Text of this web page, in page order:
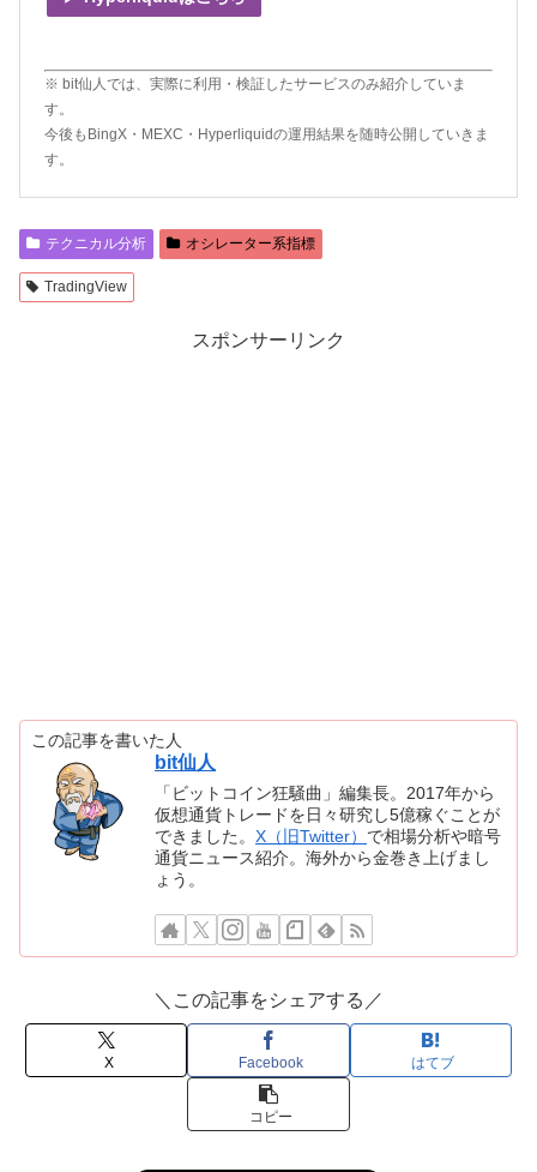
※ bit仙人では、実際に利用・検証したサービスのみ紹介していま
す。
今後もBingX・MEXC・Hyperliquidの運用結果を随時公開していきま
す。
テクニカル分析 オシレーター系指標
TradingView
スポンサーリンク
この記事を書いた人
bit仙人
「ビットコイン狂騒曲」編集長。2017年から
仮想通貨トレードを日々研究し5億稼ぐことが
できました。X（旧Twitter） で相場分析や暗号
通貨ニュース紹介。海外から金巻き上げまし
ょう。
＼この記事をシェアする／
X Facebook はてブ
コピー